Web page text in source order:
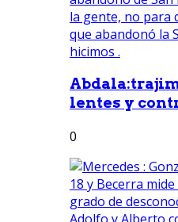
lentes y
0